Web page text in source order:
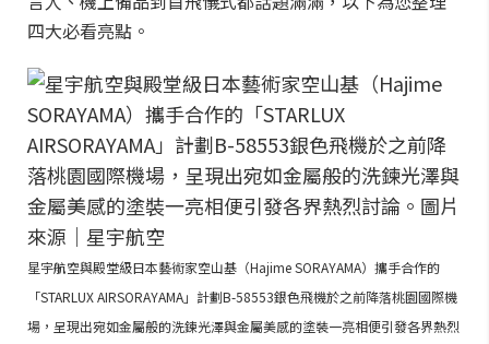
四大必看亮點。
星宇航空與殿堂級日本藝術家空山基（Hajime SORAYAMA）攜手合作的
「STARLUX AIRSORAYAMA」計劃B-58553銀色飛機於之前降落桃園國際機
場，呈現出宛如金屬般的洗鍊光澤與金屬美感的塗裝一亮相便引發各界熱烈